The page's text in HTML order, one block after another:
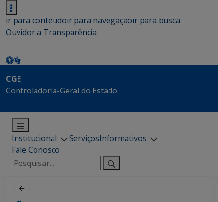
ir para conteúdoir para navegaçãoir para busca
Ouvidoria Transparência
CGE
Controladoria-Geral do Estado
Institucional ServiçosInformativos
Fale Conosco
Pesquisar
por: